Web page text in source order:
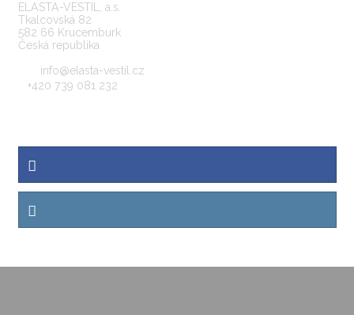
ELASTA-VESTIL, a.s.
Tkalcovská 82
582 66 Krucemburk
Česká republika
info@elasta-vestil.cz
+420 739 081 232